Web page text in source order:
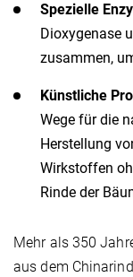
Spezielle
Dioxygenase
zusammen,
Künstliche
Wege für die
Herstellung
Wirkstoffen
Rinde der
Mehr als 350
aus dem